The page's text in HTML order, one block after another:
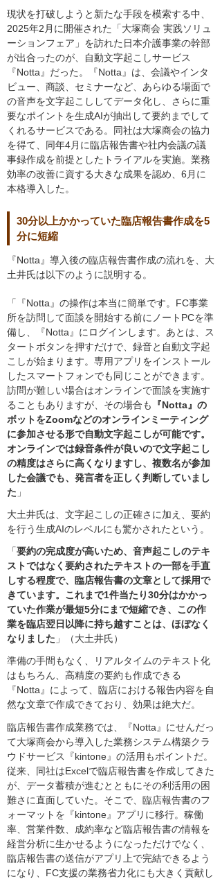
現状を打破しようと新たな手段を模索する中、
2025年2月に開催された「大塚商会 実践ソリュ
ーションフェア」を訪れた日本介護事業の幹部
が出合ったのが、自動文字起こしサービス
『Notta』だった。『Notta』は、会議やインタ
ビュー、商談、セミナーなど、あらゆる場面で
の音声を文字起こししてデータ化し、さらに重
要なポイントを生成AIが抽出して要約までして
くれるサービスである。同社は大塚商会の協力
を得て、同年4月に臨店報告書や社内会議の議
事録作成を前提としたトライアルを実施。業務
効率の改善に資する大きな成果を認め、6月に
本格導入した。
30分以上かかっていた臨店報告書作成を5
分に短縮
『Notta』導入後の臨店報告書作成の流れを、大
土井氏は以下のように説明する。
「『Notta』の操作は本当に簡単です。FC事業
所を訪問して面談を開始する前にノートPCを準
備し、『Notta』にログインします。あとは、ス
タートボタンを押すだけで、録音と自動文字起
こしが始まります。専用アプリをインストール
したスマートフォンでも同じことができます。
訪問が難しい場合はオンラインで面談を実施す
ることもありますが、その場合も
『Notta』の
ボットをZoomなどのオンラインミーティング
に参加させる形で自動文字起こしが可能です。
オンラインでは録音条件が良いので文字起こし
の精度はさらに高くなりますし、複数名が参加
した会議でも、発言者を正しく判断していまし
た 」
大土井氏は、文字起こしの正確さに加え、要約
を行う生成AIのレベルにも驚かされたという。
「要約の完成度が高いため、音声起こしのテキ
ストではなく要約されたテキストの一部を手直
しする程度で、臨店報告書の文章として採用で
きています。これまで1件当たり30分はかかっ
ていた作業が最短5分にまで短縮でき、この作
業を臨店翌日以降に持ち越すことは、ほぼなく
なりました 」（大土井氏）
準備の手間もなく、リアルタイムのテキスト化
はもちろん、高精度の要約も作成できる
『Notta』によって、臨店における報告内容を自
然な文章で作成できており、効果は絶大だ。
臨店報告書作成業務では、『Notta』にせんだっ
て大塚商会から導入した業務システム構築クラ
ウドサービス『kintone』の活用もポイントだ。
従来、同社はExcelで臨店報告書を作成してきた
が、データ蓄積が進むとともにその利活用の困
難さに直面していた。そこで、臨店報告書のフ
ォーマットを『kintone』アプリに移行。稼働
率、営業件数、成約率など臨店報告書の情報を
経営分析に生かせるようになっただけでなく、
臨店報告書の送信がアプリ上で完結できるよう
になり、FC支援の業務省力化にも大きく貢献し